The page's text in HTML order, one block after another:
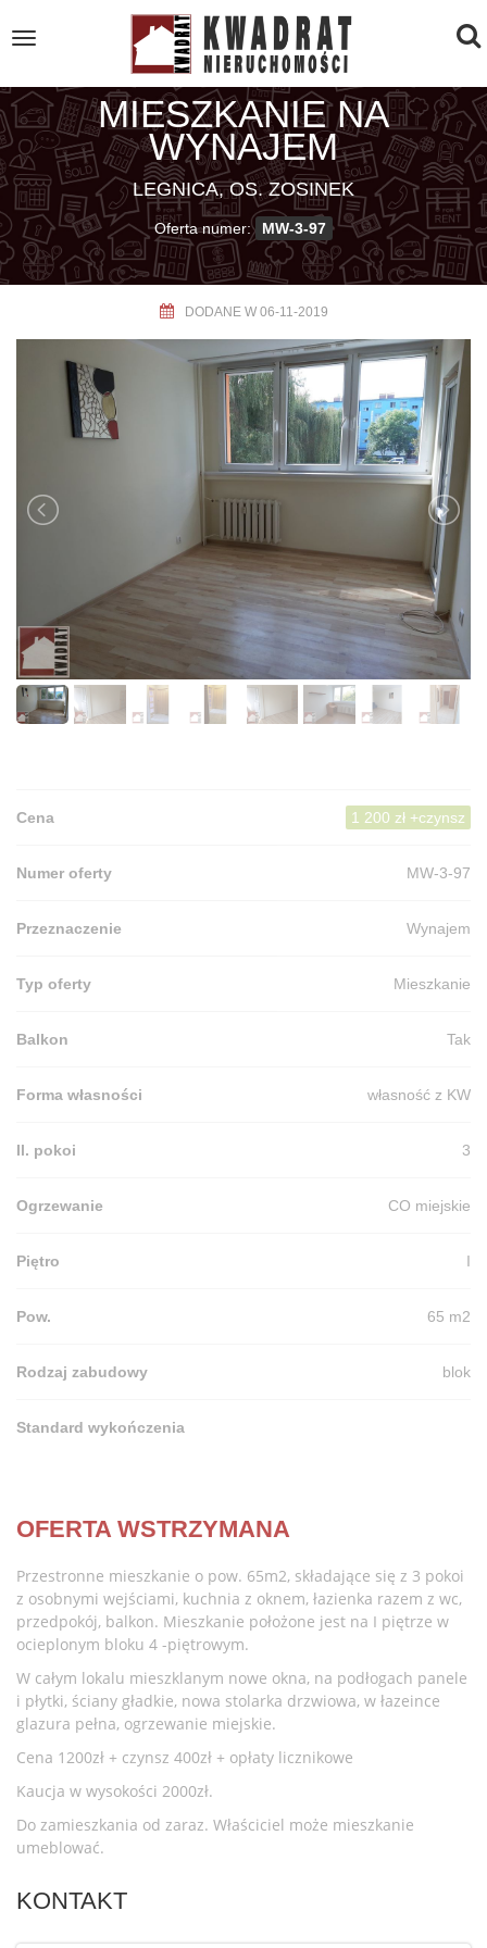
Toggle
MIESZKANIE NA
WYNAJEM
LEGNICA, OS. ZOSINEK
Oferta numer: MW-3-97
DODANE W 06-11-2019
Cena 1 200 zł +czynsz
Numer oferty MW-3-97
Przeznaczenie Wynajem
Typ oferty Mieszkanie
Balkon Tak
Forma własności własność z KW
Il. pokoi 3
Ogrzewanie CO miejskie
Piętro I
Pow. 65 m2
Rodzaj zabudowy blok
Standard wykończenia
OFERTA WSTRZYMANA
Przestronne mieszkanie o pow. 65m2, składające się z 3 pokoi
z osobnymi wejściami, kuchnia z oknem, łazienka razem z wc,
przedpokój, balkon. Mieszkanie położone jest na I piętrze w
ocieplonym bloku 4 -piętrowym.
W całym lokalu mieszklanym nowe okna, na podłogach panele
i płytki, ściany gładkie, nowa stolarka drzwiowa, w łazeince
glazura pełna, ogrzewanie miejskie.
Cena 1200zł + czynsz 400zł + opłaty licznikowe
Kaucja w wysokości 2000zł.
Do zamieszkania od zaraz. Właściciel może mieszkanie
umeblować.
KONTAKT